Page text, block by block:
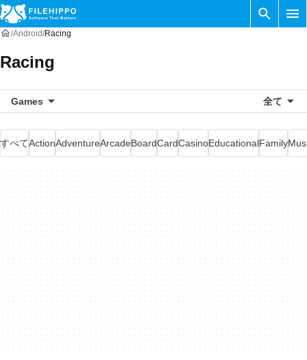
Android Racing
Racing
Games 全て
すべてActionAdventureArcadeBoardCardCasinoEducationalFamily